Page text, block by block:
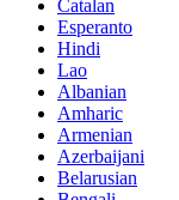
Catalan
Esperanto
Hindi
Lao
Albanian
Amharic
Armenian
Azerbaijani
Belarusian